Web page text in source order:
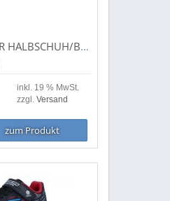
FRODDO KINDER HALBSCHUH/BARFUSSSCHUHE BAREFOOT BASE PINK G3130240-14
inkl. 19 % MwSt.
zzgl. Versand
zum Produkt